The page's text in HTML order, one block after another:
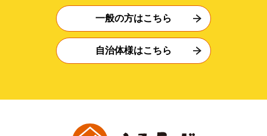
一般の方はこちら
自治体様はこちら